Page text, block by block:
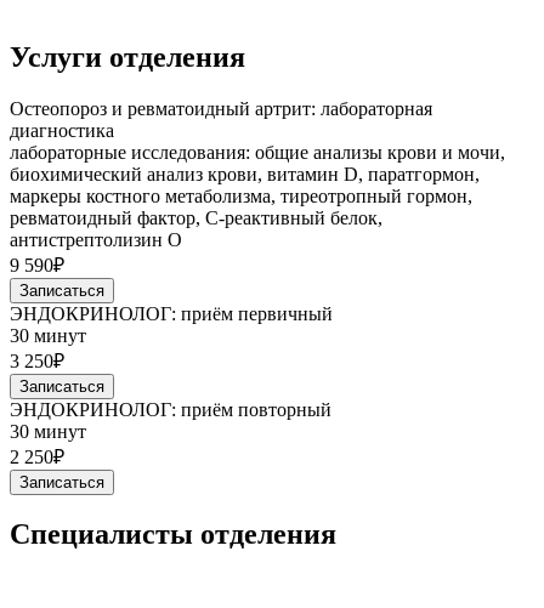
Услуги отделения
Остеопороз и ревматоидный артрит: лабораторная
диагностика
лабораторные исследования: общие анализы крови и мочи,
биохимический анализ крови, витамин D, паратгормон,
маркеры костного метаболизма, тиреотропный гормон,
ревматоидный фактор, С-реактивный белок,
антистрептолизин О
9 590₽
Записаться
ЭНДОКРИНОЛОГ: приём первичный
30 минут
3 250₽
Записаться
ЭНДОКРИНОЛОГ: приём повторный
30 минут
2 250₽
Записаться
Специалисты отделения